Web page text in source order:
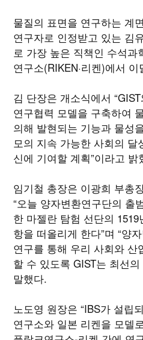
물질의 표면을 연구하는 계
연구자로 인정받고 있는 김
로 가장 높은 직책인 수석
연구소(RIKEN·리켄)에서
김 단장은 개소식에서
연구협력 모델을 구축하여
의해 발현되는 기능과 물성
모의 지속 가능한 사회의 달
신에 기여할 계획”이라고 밝
임기철 총장은 이광희 부총
“오늘 양자변환연구단의 출
한 마젤란 탐험 선단의
항을 떠올리게 한다”며 “양
연구를 통해 우리 사회와 산
할 수 있도록 GIST는 최선
말했다.
노도영 원장은 “IBS가 설립
연구소와 일본 리켄을 모델